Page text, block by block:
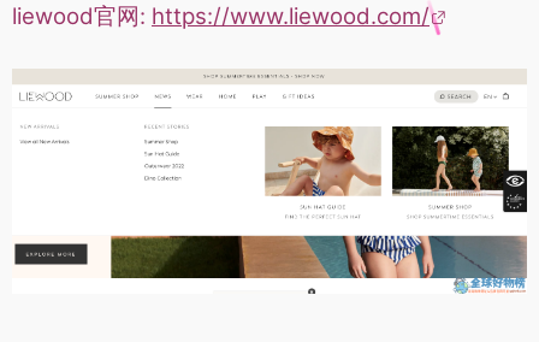
liewood官网: https://www.liewood.com/